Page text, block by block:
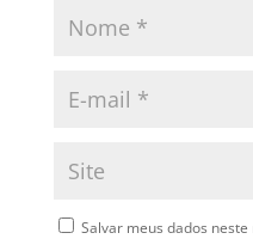
Salvar meus dados